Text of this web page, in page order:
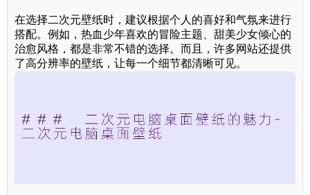
在选择二次元壁纸时，建议根据个人的喜好和气氛来进行
搭配。例如，热血少年喜欢的冒险主题、甜美少女倾心的
治愈风格，都是非常不错的选择。而且，许多网站还提供
了高分辨率的壁纸，让每一个细节都清晰可见。